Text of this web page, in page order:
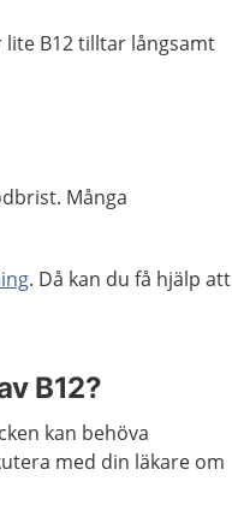
B12 tilltar långsamt
Många
. Då kan du få hjälp att
B12?
kan behöva
med din läkare om